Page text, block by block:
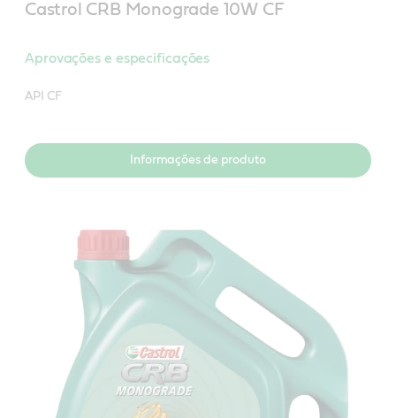
Castrol CRB Monograde 10W CF
Aprovações e especificações
API CF
Informações de produto